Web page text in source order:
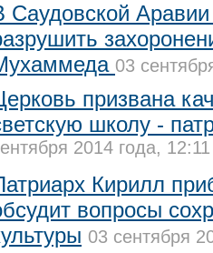
Саудовской
03
призвана
школу -
2014 года, 12:11
Кирилл
вопросы
03 сентября